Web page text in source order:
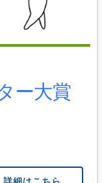
ー大賞